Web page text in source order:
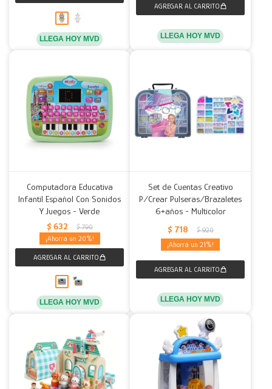
LLEGA HOY MVD LLEGA HOY MVD
Computadora Educativa
Infantil Español Con Sonidos
Y Juegos - Verde
$ 632 $ 790
20
LLEGA HOY MVD
Set de Cuentas Creativo
P/Crear Pulseras/Brazaletes
6+años - Multicolor
$ 718 $ 920
21
LLEGA HOY MVD